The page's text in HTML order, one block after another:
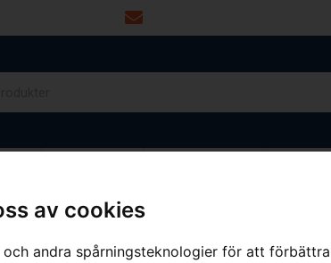
av cookies
andra spårningsteknologier för att